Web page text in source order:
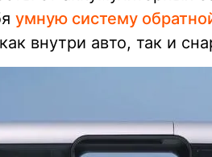
умную систему
внутри авто, так и